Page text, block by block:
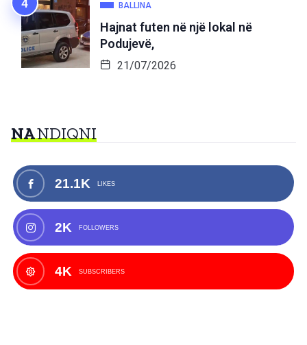
BALLINA
Hajnat futen në një lokal në
Podujevë,
21/07/2026
NANDIQNI
21.1K LIKES
2K FOLLOWERS
4K SUBSCRIBERS